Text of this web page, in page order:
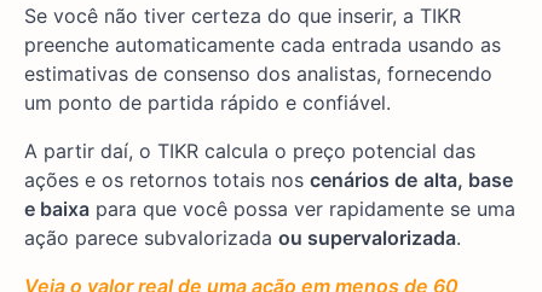
Se você não tiver certeza do que inserir, a TIKR
preenche automaticamente cada entrada usando as
estimativas de consenso dos analistas, fornecendo
um ponto de partida rápido e confiável.
A partir daí, o TIKR calcula o preço potencial das
ações e os retornos totais nos cenários de alta, base
e baixa para que você possa ver rapidamente se uma
ação parece subvalorizada ou supervalorizada.
Veja o valor real de uma ação em menos de 60